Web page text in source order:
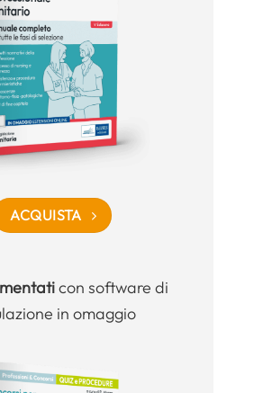
ACQUISTA
con software di
in omaggio